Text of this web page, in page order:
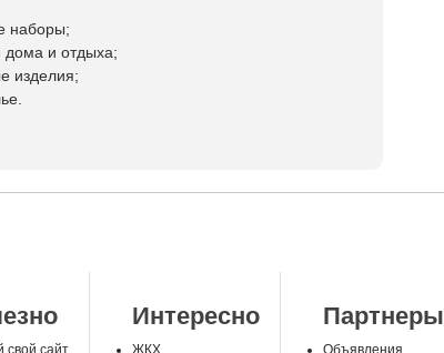
наборы;
и отдыха;
изделия;
свой сайт
Интересно
ЖКХ
Партнеры
Объявления